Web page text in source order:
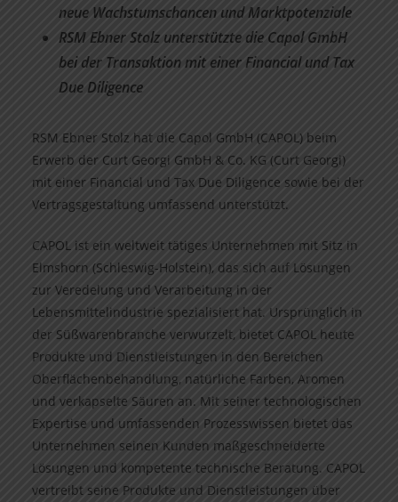
neue Wachstumschancen und Marktpotenziale
RSM Ebner Stolz unterstützte die Capol GmbH
bei der Transaktion mit einer Financial und Tax
Due Diligence
RSM Ebner Stolz hat die Capol GmbH (CAPOL) beim
Erwerb der Curt Georgi GmbH & Co. KG (Curt Georgi)
mit einer Financial und Tax Due Diligence sowie bei der
Vertragsgestaltung umfassend unterstützt.
CAPOL ist ein weltweit tätiges Unternehmen mit Sitz in
Elmshorn (Schleswig-Holstein), das sich auf Lösungen
zur Veredelung und Verarbeitung in der
Lebensmittelindustrie spezialisiert hat. Ursprünglich in
der Süßwarenbranche verwurzelt, bietet CAPOL heute
Produkte und Dienstleistungen in den Bereichen
Oberflächenbehandlung, natürliche Farben, Aromen
und verkapselte Säuren an. Mit seiner technologischen
Expertise und umfassenden Prozesswissen bietet das
Unternehmen seinen Kunden maßgeschneiderte
Lösungen und kompetente technische Beratung. CAPOL
vertreibt seine Produkte und Dienstleistungen über